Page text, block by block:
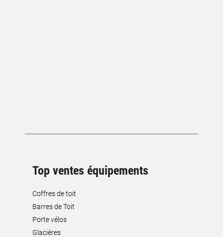
Top ventes équipements
Coffres de toit
Barres de Toit
Porte vélos
Glacières